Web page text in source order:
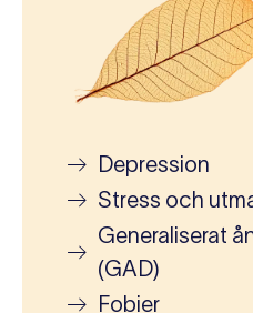
Depression
Stress och
Generaliserat
(GAD)
Fobier